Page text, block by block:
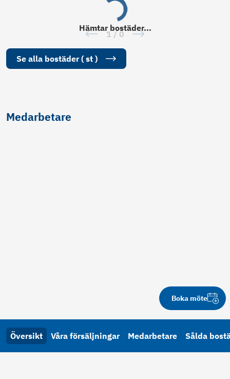
Översikt Våra försäljningar Medarbetare Sålda
Boka möte
Hämtar bostäder...
1/ 0
Se alla bostäder(st )
Medarbetare